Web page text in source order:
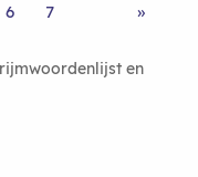
6 7 »
en